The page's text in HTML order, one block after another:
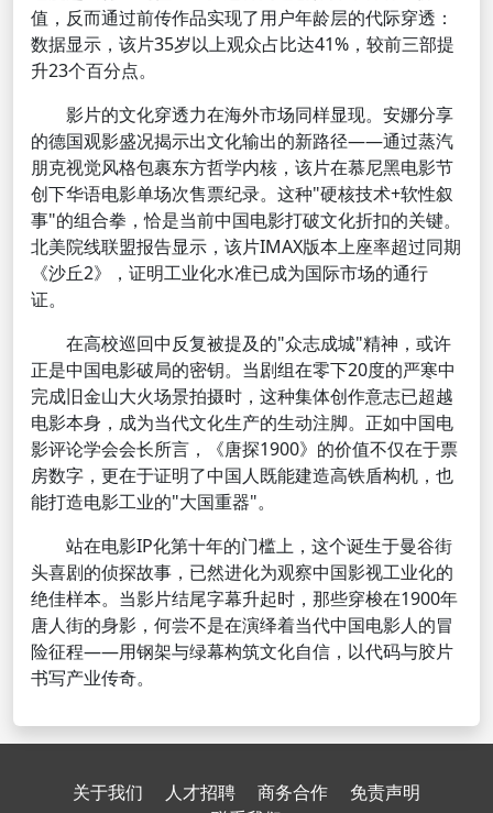
值，反而通过前传作品实现了用户年龄层的代际穿透：
数据显示，该片35岁以上观众占比达41%，较前三部提
升23个百分点。
影片的文化穿透力在海外市场同样显现。安娜分享
的德国观影盛况揭示出文化输出的新路径——通过蒸汽
朋克视觉风格包裹东方哲学内核，该片在慕尼黑电影节
创下华语电影单场次售票纪录。这种"硬核技术+软性叙
事"的组合拳，恰是当前中国电影打破文化折扣的关键。
北美院线联盟报告显示，该片IMAX版本上座率超过同期
《沙丘2》，证明工业化水准已成为国际市场的通行
证。
在高校巡回中反复被提及的"众志成城"精神，或许
正是中国电影破局的密钥。当剧组在零下20度的严寒中
完成旧金山大火场景拍摄时，这种集体创作意志已超越
电影本身，成为当代文化生产的生动注脚。正如中国电
影评论学会会长所言，《唐探1900》的价值不仅在于票
房数字，更在于证明了中国人既能建造高铁盾构机，也
能打造电影工业的"大国重器"。
站在电影IP化第十年的门槛上，这个诞生于曼谷街
头喜剧的侦探故事，已然进化为观察中国影视工业化的
绝佳样本。当影片结尾字幕升起时，那些穿梭在1900年
唐人街的身影，何尝不是在演绎着当代中国电影人的冒
险征程——用钢架与绿幕构筑文化自信，以代码与胶片
书写产业传奇。
关于我们 人才招聘 商务合作
免责声明